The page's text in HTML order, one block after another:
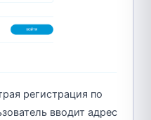
регистрация по
вводит адрес